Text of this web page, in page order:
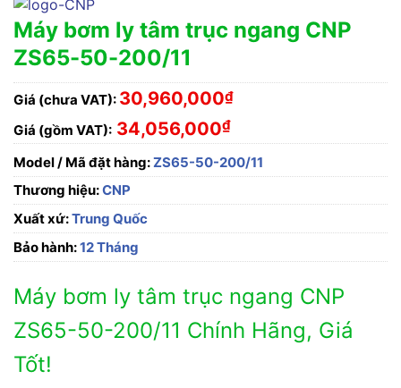
Máy bơm ly tâm trục ngang CNP
ZS65-50-200/11
Giá (chưa VAT): 30,960,000₫
Giá (gồm VAT): 34,056,000₫
Model / Mã đặt hàng:ZS65-50-200/11
Thương hiệu:CNP
Xuất xứ:Trung Quốc
Bảo hành:12 Tháng
Máy bơm ly tâm trục ngang CNP
ZS65-50-200/11 Chính Hãng, Giá
Tốt!